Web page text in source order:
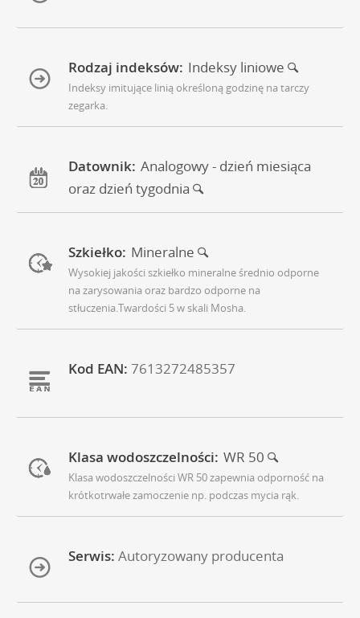
Rodzaj indeksów: Indeksy liniowe
Indeksy imitujące linią określoną godzinę na tarczy
zegarka.
Datownik: Analogowy - dzień miesiąca
oraz dzień tygodnia
Szkiełko: Mineralne
Wysokiej jakości szkiełko mineralne średnio odporne
na zarysowania oraz bardzo odporne na
stłuczenia.Twardości 5 w skali Mosha.
Kod EAN: 7613272485357
Klasa wodoszczelności: WR 50
Klasa wodoszczelności WR 50 zapewnia odporność na
krótkotrwałe zamoczenie np. podczas mycia rąk.
Serwis: Autoryzowany producenta